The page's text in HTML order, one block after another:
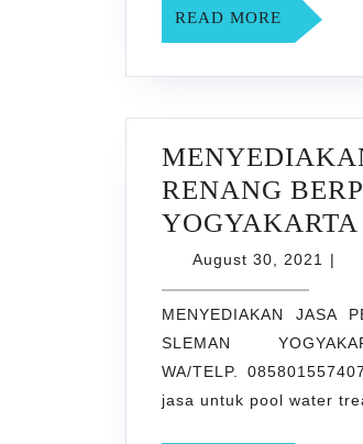
READ MORE READ
MORE
RENANG
YOGYAKARTA
August 30, 2021 |
MENYEDIAKAN JASA
SLEMAN
WA/TELP.
jasa untuk pool water